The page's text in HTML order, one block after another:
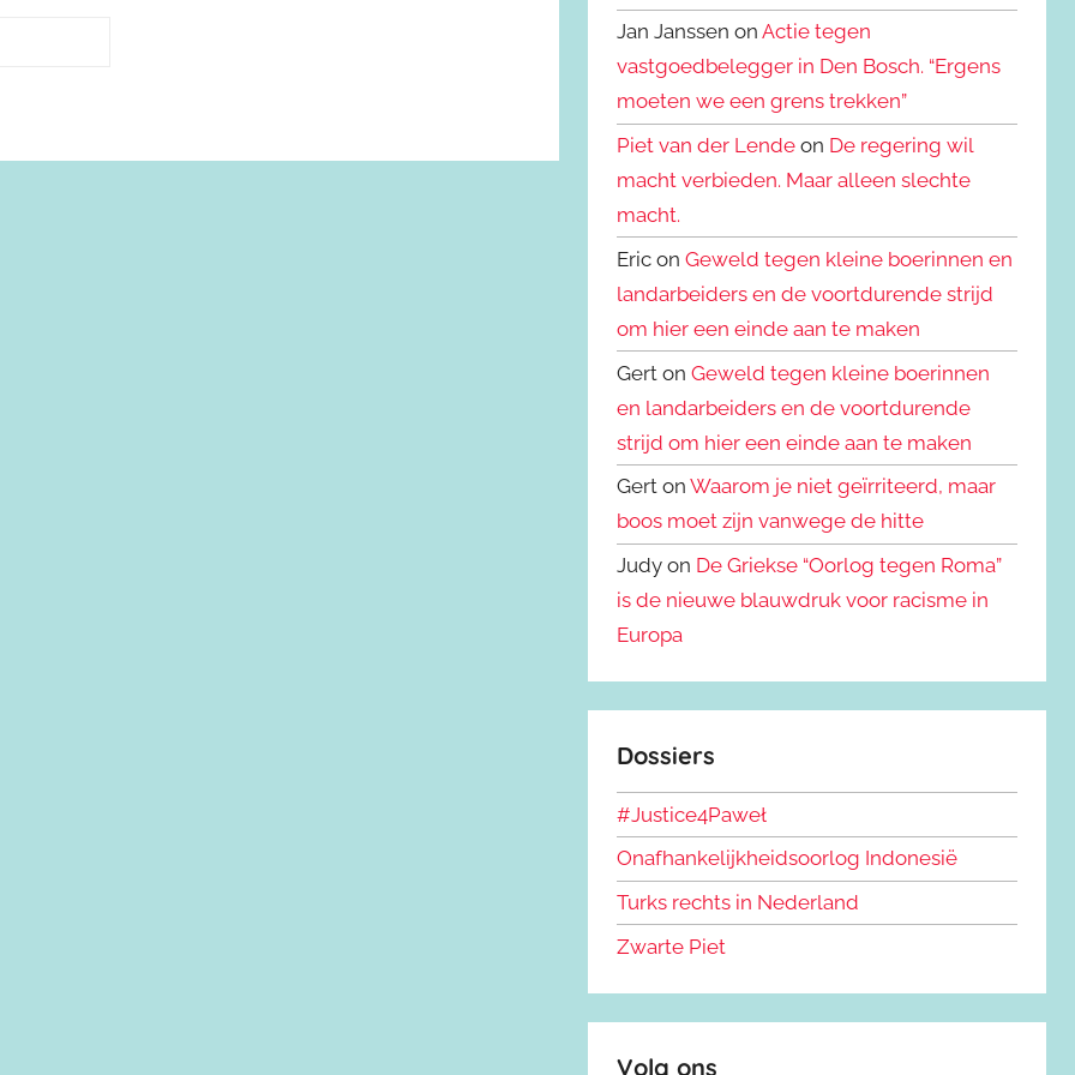
Jan Janssen onActie tegen
vastgoedbelegger in Den Bosch. “Ergens
moeten we een grens trekken”
Piet van der Lende on De regering wil
macht verbieden. Maar alleen slechte
macht.
Eric onGeweld tegen kleine boerinnen en
landarbeiders en de voortdurende strijd
om hier een einde aan te maken
Gert onGeweld tegen kleine boerinnen
en landarbeiders en de voortdurende
strijd om hier een einde aan te maken
Gert onWaarom je niet geïrriteerd, maar
boos moet zijn vanwege de hitte
Judy on De Griekse “Oorlog tegen Roma”
is de nieuwe blauwdruk voor racisme in
Europa
Dossiers
#Justice4Paweł
Onafhankelijkheidsoorlog Indonesië
Turks rechts in Nederland
Zwarte Piet
Volg ons